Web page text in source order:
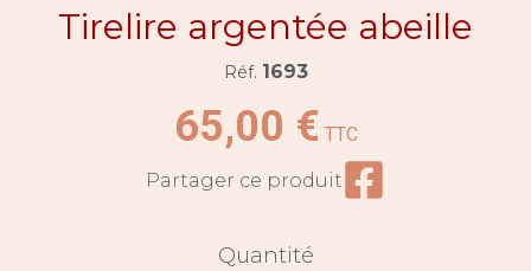
Tirelire argentée abeille
Réf. 1693
65,00 € TTC
Partager ce produit
Quantité